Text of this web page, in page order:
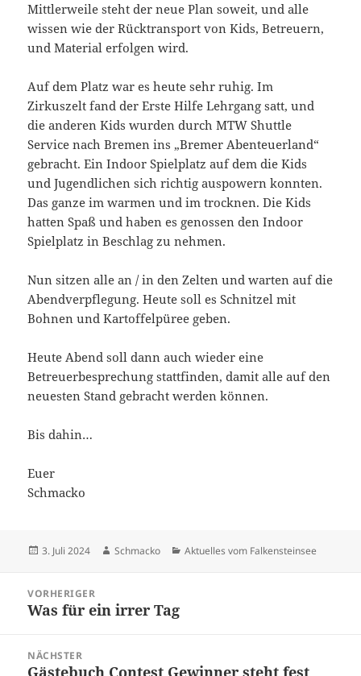
Mittlerweile steht der neue Plan soweit, und alle
wissen wie der Rücktransport von Kids, Betreuern,
und Material erfolgen wird.
Auf dem Platz war es heute sehr ruhig. Im
Zirkuszelt fand der Erste Hilfe Lehrgang satt, und
die anderen Kids wurden durch MTW Shuttle
Service nach Bremen ins „Bremer Abenteuerland“
gebracht. Ein Indoor Spielplatz auf dem die Kids
und Jugendlichen sich richtig auspowern konnten.
Das ganze im warmen und im trocknen. Die Kids
hatten Spaß und haben es genossen den Indoor
Spielplatz in Beschlag zu nehmen.
Nun sitzen alle an / in den Zelten und warten auf die
Abendverpflegung. Heute soll es Schnitzel mit
Bohnen und Kartoffelpüree geben.
Heute Abend soll dann auch wieder eine
Betreuerbesprechung stattfinden, damit alle auf den
neuesten Stand gebracht werden können.
Bis dahin…
Euer
Schmacko
Veröffentlicht
3. Juli 2024 Autor
Schmacko Kategorien
Aktuelles vom Falkensteinsee
VORHERIGER
Vorheriger
Was für ein irrer Tag
NÄCHSTER
Nächster
Gästebuch Contest Gewinner steht fest